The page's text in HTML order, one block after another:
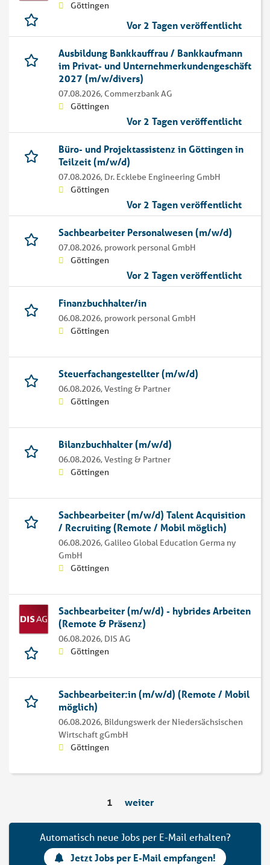
Göttingen
Vor 2 Tagen veröffentlicht
Ausbildung Bankkauffrau / Bankkaufmann
im Privat- und Unternehmerkundengeschäft
2027 (m/w/divers)
07.08.2026, Commerzbank AG
Göttingen
Vor 2 Tagen veröffentlicht
Büro- und Projektassistenz in Göttingen in
Teilzeit (m/w/d)
07.08.2026, Dr. Ecklebe Engineering GmbH
Göttingen
Vor 2 Tagen veröffentlicht
Sachbearbeiter Personalwesen (m/w/d)
07.08.2026, prowork personal GmbH
Göttingen
Vor 2 Tagen veröffentlicht
Finanzbuchhalter/in
06.08.2026, prowork personal GmbH
Göttingen
Steuerfachangestellter (m/w/d)
06.08.2026,Vesting & Partner
Göttingen
Bilanzbuchhalter (m/w/d)
06.08.2026,Vesting & Partner
Göttingen
Sachbearbeiter (m/w/d) Talent Acquisition
/ Recruiting (Remote / Mobil möglich)
06.08.2026, Galileo Global Education Germa ny
GmbH
Göttingen
Sachbearbeiter (m/w/d) - hybrides Arbeiten
(Remote & Präsenz)
06.08.2026, DIS AG
Göttingen
Sachbearbeiter:in (m/w/d) (Remote / Mobil
möglich)
06.08.2026, Bildungswerk der Niedersächsischen
Wirtschaft gGmbH
Göttingen
1 weiter
Automatisch neue Jobs per E-Mail erhalten?
Jetzt Jobs per E-Mail empfangen!